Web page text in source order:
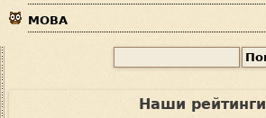
MOBA
Наши рейтинги